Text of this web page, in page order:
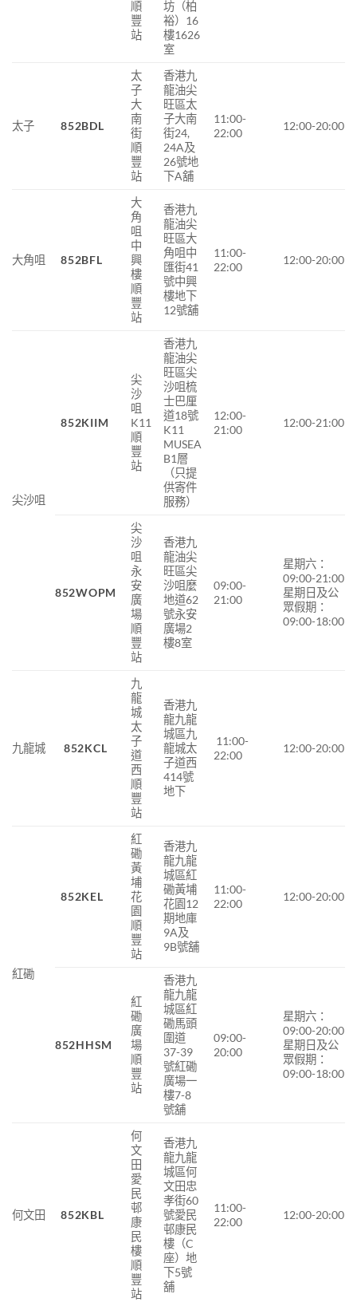
順
豐
站
坊（柏
裕）16
樓1626
室
太子 852BDL
太
子
大
南
街
順
豐
站
香港九
龍油尖
旺區太
子大南
街24,
24A及
26號地
下A舖
11:00-
22:00
12:00-20:00
大角咀 852BFL
大
角
咀
中
興
樓
順
豐
站
香港九
龍油尖
旺區大
角咀中
匯街41
號中興
樓地下
12號舖
11:00-
22:00
12:00-20:00
尖沙咀
852KIIM
尖
沙
咀
K11
順
豐
站
香港九
龍油尖
旺區尖
沙咀梳
士巴厘
道18號
K11
MUSEA
B1層
（只提
供寄件
服務）
12:00-
21:00
12:00-21:00
852WOPM
尖
沙
咀
永
安
廣
場
順
豐
站
香港九
龍油尖
旺區尖
沙咀麼
地道62
號永安
廣場2
樓8室
09:00-
21:00
星期六：
09:00-21:00
星期日及公
眾假期：
09:00-18:00
九龍城 852KCL
九
龍
城
太
子
道
西
順
豐
站
香港九
龍九龍
城區九
龍城太
子道西
414號
地下
11:00-
22:00
12:00-20:00
紅磡
852KEL
紅
磡
黃
埔
花
園
順
豐
站
香港九
龍九龍
城區紅
磡黃埔
花園12
期地庫
9A及
9B號舖
11:00-
22:00
12:00-20:00
852HHSM
紅
磡
廣
場
順
豐
站
香港九
龍九龍
城區紅
磡馬頭
圍道
37-39
號紅磡
廣場一
樓7-8
號舖
09:00-
20:00
星期六：
09:00-20:00
星期日及公
眾假期：
09:00-18:00
何文田 852KBL
何
文
田
愛
民
邨
康
民
樓
順
豐
站
香港九
龍九龍
城區何
文田忠
孝街60
號愛民
邨康民
樓（C
座）地
下5號
舖
11:00-
22:00
12:00-20:00